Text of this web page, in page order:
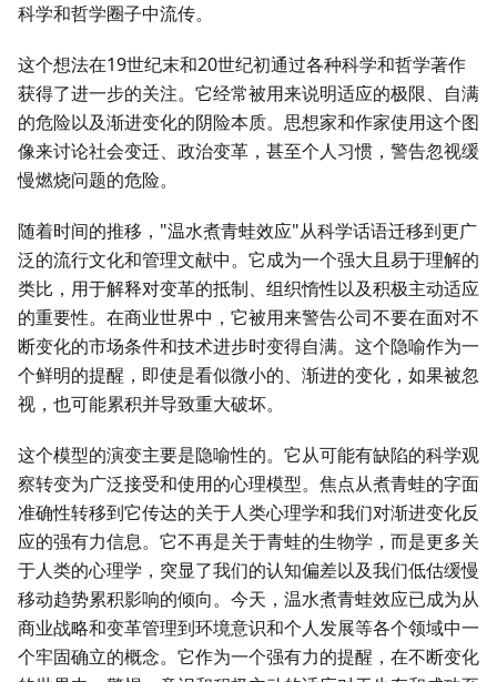
科学和哲学圈子中流传。
这个想法在19世纪末和20世纪初通过各种科学和哲学著作
获得了进一步的关注。它经常被用来说明适应的极限、自满
的危险以及渐进变化的阴险本质。思想家和作家使用这个图
像来讨论社会变迁、政治变革，甚至个人习惯，警告忽视缓
慢燃烧问题的危险。
随着时间的推移，"温水煮青蛙效应"从科学话语迁移到更广
泛的流行文化和管理文献中。它成为一个强大且易于理解的
类比，用于解释对变革的抵制、组织惰性以及积极主动适应
的重要性。在商业世界中，它被用来警告公司不要在面对不
断变化的市场条件和技术进步时变得自满。这个隐喻作为一
个鲜明的提醒，即使是看似微小的、渐进的变化，如果被忽
视，也可能累积并导致重大破坏。
这个模型的演变主要是隐喻性的。它从可能有缺陷的科学观
察转变为广泛接受和使用的心理模型。焦点从煮青蛙的字面
准确性转移到它传达的关于人类心理学和我们对渐进变化反
应的强有力信息。它不再是关于青蛙的生物学，而是更多关
于人类的心理学，突显了我们的认知偏差以及我们低估缓慢
移动趋势累积影响的倾向。今天，温水煮青蛙效应已成为从
商业战略和变革管理到环境意识和个人发展等各个领域中一
个牢固确立的概念。它作为一个强有力的提醒，在不断变化